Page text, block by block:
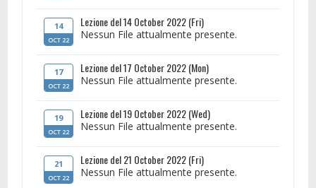
14
OCT 22
Lezione del 14 October 2022 (Fri)
Nessun File attualmente presente.
17
OCT 22
Lezione del 17 October 2022 (Mon)
Nessun File attualmente presente.
19
OCT 22
Lezione del 19 October 2022 (Wed)
Nessun File attualmente presente.
21
OCT 22
Lezione del 21 October 2022 (Fri)
Nessun File attualmente presente.